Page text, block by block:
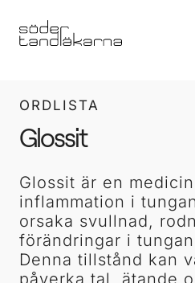
ORDLISTA
Glossit
Glossit är en
inflammation i
orsaka svullnad,
förändringar i
Denna tillstånd kan
påverka tal, ätande